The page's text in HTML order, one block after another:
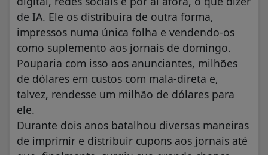
de IA. Ele os distribuíra de outra forma,
impressos numa única folha e vendendo-os
como suplemento aos jornais de domingo.
Pouparia com isso aos anunciantes, milhões
de dólares em custos com mala-direta e,
talvez, rendesse um milhão de dólares para
ele.
Durante dois anos batalhou diversas maneiras
de imprimir e distribuir cupons aos jornais até